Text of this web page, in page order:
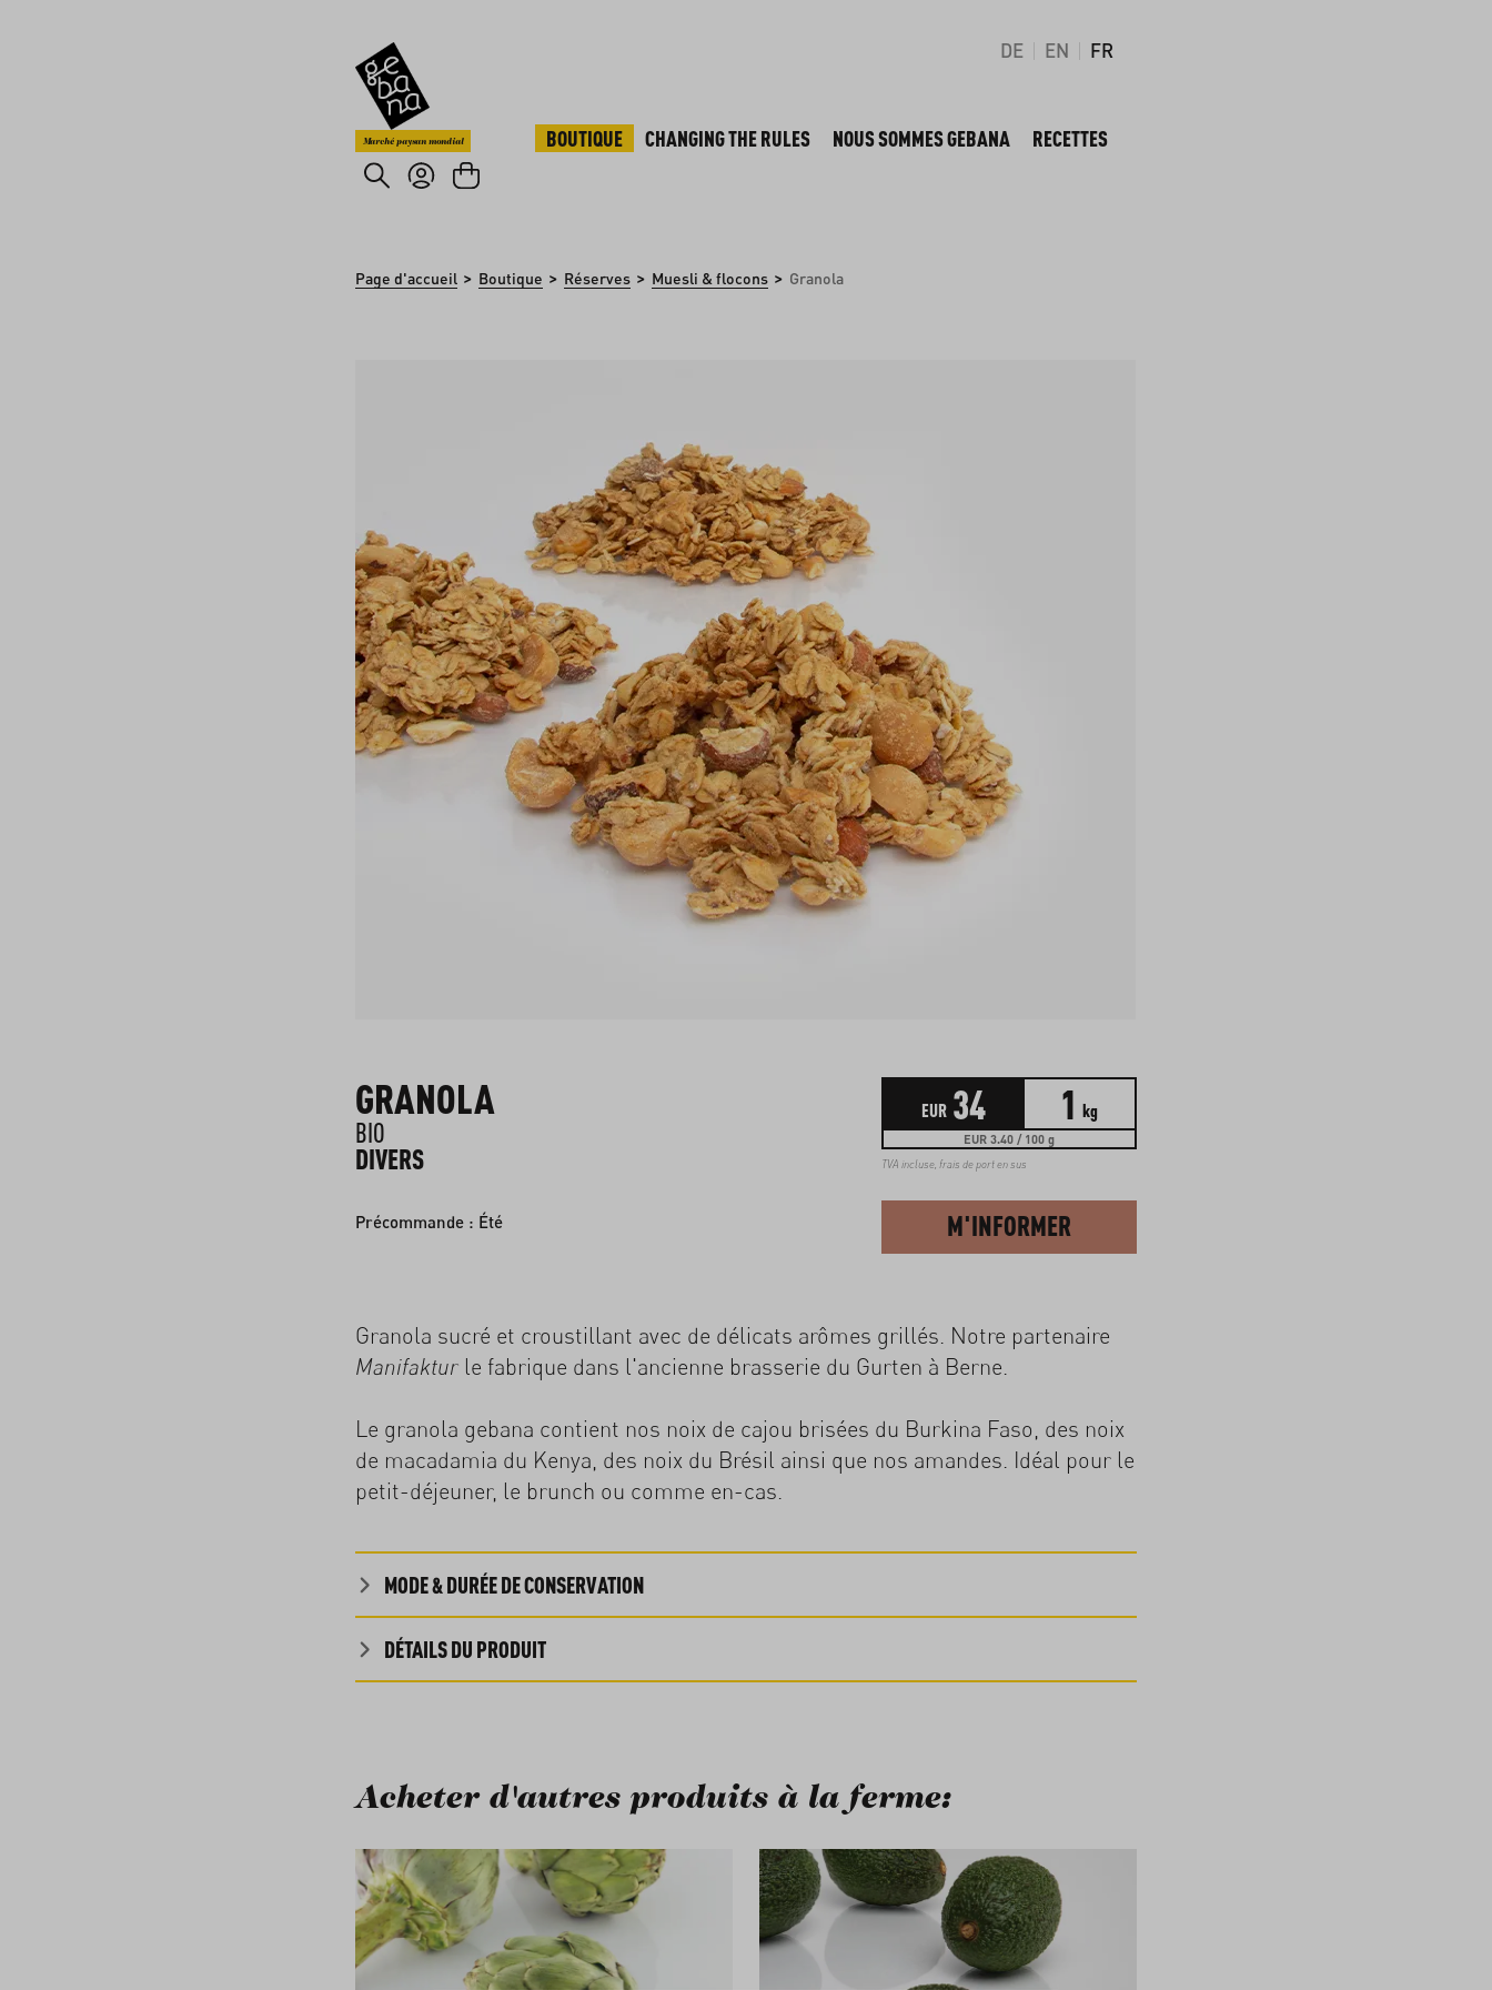
DE EN FR
Marché paysan mondial BOUTIQUE CHANGING THE RULES NOUS SOMMES GEBANA RECETTES
Page d'accueil > Boutique > Réserves > Muesli & flocons > Granola
GRANOLA
BIO
DIVERS
Précommande : Été
EUR 34 1 kg
EUR 3.40 / 100 g
TVA incluse, frais de port en sus
M'INFORMER
Granola sucré et croustillant avec de délicats arômes grillés. Notre partenaire
Manifaktur le fabrique dans l'ancienne brasserie du Gurten à Berne.
Le granola gebana contient nos noix de cajou brisées du Burkina Faso, des noix
de macadamia du Kenya, des noix du Brésil ainsi que nos amandes. Idéal pour le
petit-déjeuner, le brunch ou comme en-cas.
MODE & DURÉE DE CONSERVATION
DÉTAILS DU PRODUIT
Acheter d'autres produits à la ferme:
Ignorer la galerie de produits